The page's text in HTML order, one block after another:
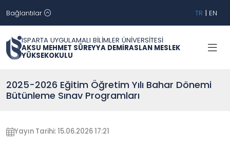
Bağlantılar TR | EN
ISPARTA UYGULAMALI BİLİMLER ÜNİVERSİTESİ
AKSU MEHMET SÜREYYA DEMİRASLAN MESLEK
YÜKSEKOKULU
2025-2026 Eğitim Öğretim Yılı Bahar Dönemi
Bütünleme Sınav Programları
Yayın Tarihi: 15.06.2026 17:21